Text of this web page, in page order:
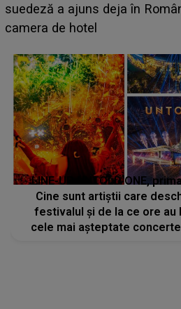
BĂIATUL VIZAT de
faptului împlinit, A
LINE-UP UNTOLD ONE,
Cine sunt artiștii care
festivalul și de la ce ore au
cele mai așteptate